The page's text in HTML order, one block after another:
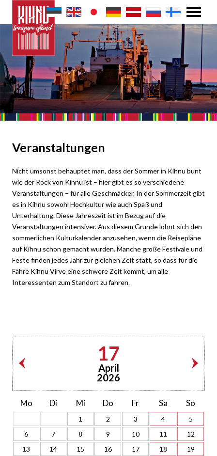
Veranstaltungen
Nicht umsonst behauptet man, dass der Sommer in Kihnu bunt
wie der Rock von Kihnu ist – hier gibt es so verschiedene
Veranstaltungen – für alle Geschmäcker. In der Sommerzeit gibt
es in Kihnu sowohl Hochkultur wie auch Spaß und
Unterhaltung. Diese Jahreszeit ist im Bezug auf die
Veranstaltungen intensiver. Aus diesem Grunde lohnt sich den
sommerlichen Kulturkalender anzusehen, wenn die Reisepläne
auf Kihnu schon gemacht wurden. Manche große Festivale und
Feste finden jedes Jahr zur gleichen Zeit statt, so dass für die
Fähre Kihnu Virve eine schwere Zeit kommt, um alle
Interessenten zum Standort zu fahren.
17
April
2026
Mo Di Mi Do Fr Sa So
1 2 3 4
5
6
7 8 9 10 11
12
13
14 15 16 17 18
19